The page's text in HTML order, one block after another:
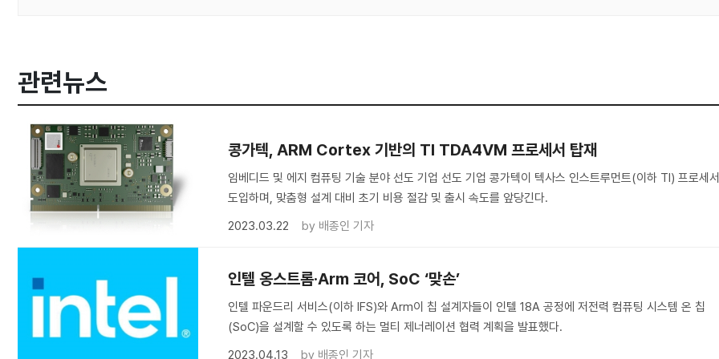
관련뉴스
콩가텍, ARM Cortex 기반의 TI TDA4VM 프로세서 탑재
임베디드 및 에지 컴퓨팅 기술 분야 선도 기업 선도 기업 콩가텍이 텍사스 인스트루먼트(이하 TI) 프로세
도입하며, 맞춤형 설계 대비 초기 비용 절감 및 출시 속도를 앞당긴다.
2023.03.22
by 배종인 기자
인텔 옹스트롬·Arm 코어, SoC ‘맞손’
인텔 파운드리 서비스(이하 IFS)와 Arm이 칩 설계자들이 인텔 18A 공정에 저전력 컴퓨팅 시스템 온 칩
(SoC)을 설계할 수 있도록 하는 멀티 제너레이션 협력 계획을 발표했다.
2023.04.13
by 배종인 기자